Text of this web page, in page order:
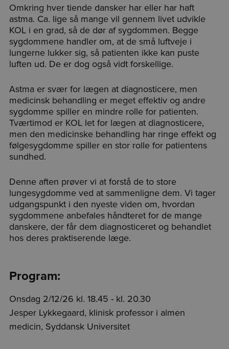
Omkring hver tiende dansker har eller har haft
astma. Ca. lige så mange vil gennem livet udvikle
KOL i en grad, så de dør af sygdommen. Begge
sygdommene handler om, at de små luftveje i
lungerne lukker sig, så patienten ikke kan puste
luften ud. De er dog også vidt forskellige.
Astma er svær for lægen at diagnosticere, men
medicinsk behandling er meget effektiv og andre
sygdomme spiller en mindre rolle for patienten.
Tværtimod er KOL let for lægen at diagnosticere,
men den medicinske behandling har ringe effekt og
følgesygdomme spiller en stor rolle for patientens
sundhed.
Denne aften prøver vi at forstå de to store
lungesygdomme ved at sammenligne dem. Vi tager
udgangspunkt i den nyeste viden om, hvordan
sygdommene anbefales håndteret for de mange
danskere, der får dem diagnosticeret og behandlet
hos deres praktiserende læge.
Program:
Onsdag 2/12/26 kl. 18.45 - kl. 20.30
Jesper Lykkegaard, klinisk professor i almen
medicin, Syddansk Universitet